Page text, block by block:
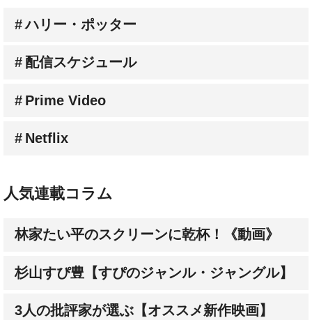
ハリー・ポッター
配信スケジュール
Prime Video
Netflix
人気連載コラム
林家たい平のスクリーンに乾杯！《動画》
杉山すぴ豊【すぴのジャンル・ジャングル】
3人の批評家が選ぶ【オススメ新作映画】